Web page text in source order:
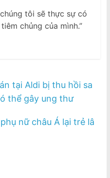
tôi sẽ thực sự có
chủng của mình.”
tại Aldi bị thu hồi sa
thể gây ung thư
nữ châu Á lại trẻ lâ